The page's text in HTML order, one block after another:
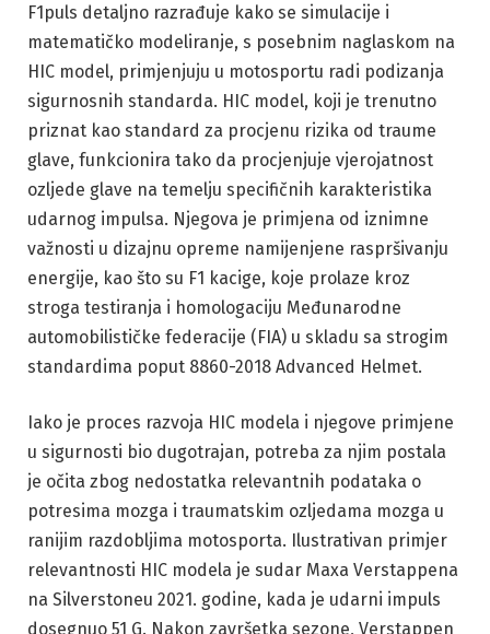
F1puls detaljno razrađuje kako se simulacije i
matematičko modeliranje, s posebnim naglaskom na
HIC model, primjenjuju u motosportu radi podizanja
sigurnosnih standarda. HIC model, koji je trenutno
priznat kao standard za procjenu rizika od traume
glave, funkcionira tako da procjenjuje vjerojatnost
ozljede glave na temelju specifičnih karakteristika
udarnog impulsa. Njegova je primjena od iznimne
važnosti u dizajnu opreme namijenjene raspršivanju
energije, kao što su F1 kacige, koje prolaze kroz
stroga testiranja i homologaciju Međunarodne
automobilističke federacije (FIA) u skladu sa strogim
standardima poput 8860-2018 Advanced Helmet.
Iako je proces razvoja HIC modela i njegove primjene
u sigurnosti bio dugotrajan, potreba za njim postala
je očita zbog nedostatka relevantnih podataka o
potresima mozga i traumatskim ozljedama mozga u
ranijim razdobljima motosporta. Ilustrativan primjer
relevantnosti HIC modela je sudar Maxa Verstappena
na Silverstoneu 2021. godine, kada je udarni impuls
dosegnuo 51 G. Nakon završetka sezone, Verstappen